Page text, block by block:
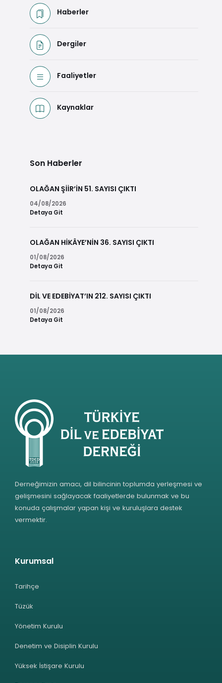
Haberler
Dergiler
Faaliyetler
Kaynaklar
Son Haberler
OLAĞAN ŞİİR’İN 51. SAYISI ÇIKTI
04/08/2026
Detaya Git
OLAĞAN HİKÂYE’NİN 36. SAYISI ÇIKTI
01/08/2026
Detaya Git
DİL VE EDEBİYAT’IN 212. SAYISI ÇIKTI
01/08/2026
Detaya Git
Derneğimizin amacı, dil bilincinin toplumda yerleşmesi ve
gelişmesini sağlayacak faaliyetlerde bulunmak ve bu
konuda çalışmalar yapan kişi ve kuruluşlara destek
vermektir.
Kurumsal
Tarihçe
Tüzük
Yönetim Kurulu
Denetim ve Disiplin Kurulu
Yüksek İstişare Kurulu